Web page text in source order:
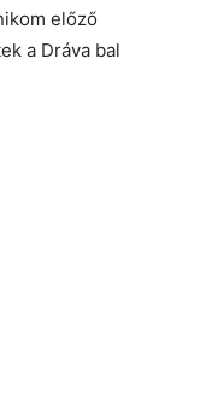
előző
a Dráva bal